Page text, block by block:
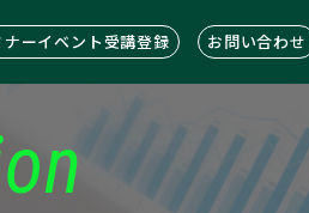
ナーイベント受講登録 お問い合わせ